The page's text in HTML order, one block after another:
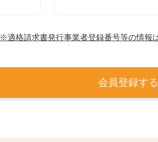
※適格請求書発行事業者登録番号等の情報
会員登録する